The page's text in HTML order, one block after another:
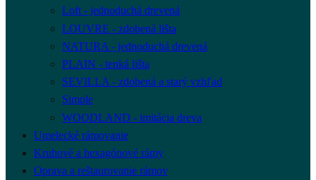
Loft - jednoduchá drevená
LOUVRE - zdobená lišta
NATURA - jednoduchá drevená
PLAIN - tenká lišta
SEVILLA - zdobená a starý vzhľad
Simple
WOODLAND - imitácia dreva
Umelecké rámovanie
Kruhové a hexagónové rámy
Oprava a reštaurovanie rámov